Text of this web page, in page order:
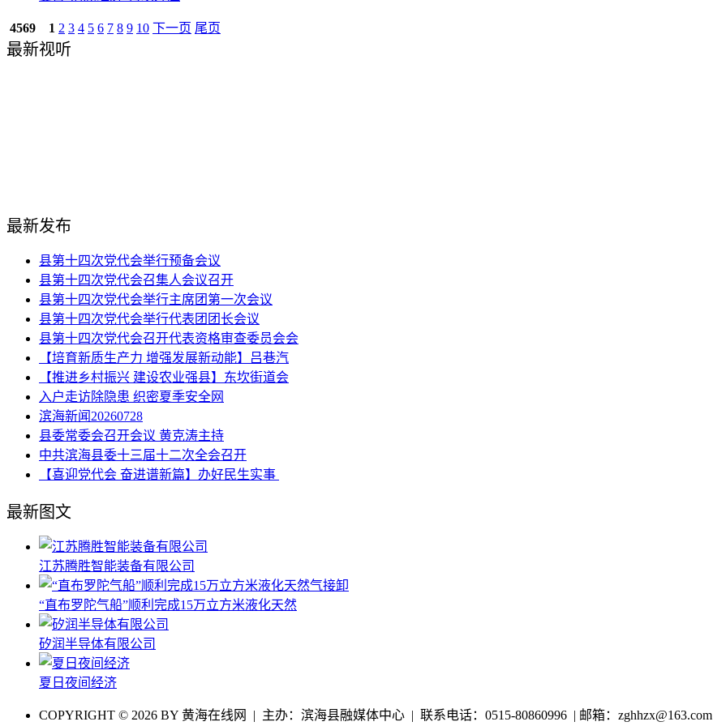
4569 1 2 3 4 5 6 7 8 9 10 下一页 尾页
最新视听
最新发布
县第十四次党代会举行预备会议
县第十四次党代会召集人会议召开
县第十四次党代会举行主席团第一次会议
县第十四次党代会举行代表团团长会议
县第十四次党代会召开代表资格审查委员会会
【培育新质生产力 增强发展新动能】吕巷汽
【推进乡村振兴 建设农业强县】东坎街道会
入户走访除隐患 织密夏季安全网
滨海新闻20260728
县委常委会召开会议 黄克涛主持
中共滨海县委十三届十二次全会召开
【喜迎党代会 奋进谱新篇】办好民生实事
最新图文
江苏腾胜智能装备有限公司
“直布罗陀气船”顺利完成15万立方米液化天然
矽润半导体有限公司
夏日夜间经济
COPYRIGHT © 2026 BY 黄海在线网 | 主办：滨海县融媒体中心 | 联系电话：0515-80860996 | 邮箱：zghhzx@163.com